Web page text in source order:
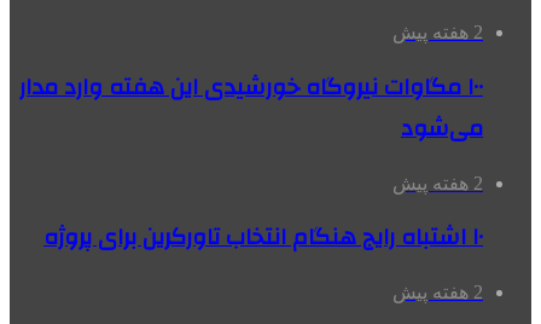
2 هفته پیش
۱۰۰ مگاوات نیروگاه‌ خورشیدی این هفته وارد مدار
می‌شود
2 هفته پیش
۱۰ اشتباه رایج هنگام انتخاب تاورکرین برای پروژه
2 هفته پیش